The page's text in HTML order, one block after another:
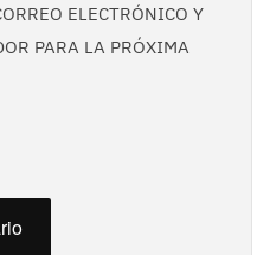
ELECTRÓNICO Y
PARA LA PRÓXIMA